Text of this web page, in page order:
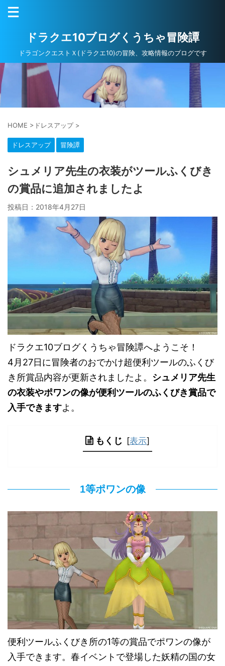
ドラクエ10ブログくうちゃ冒険譚
ドラゴンクエストＸ(ドラクエ10)の冒険、攻略情報のブログです
HOME > ドレスアップ >
ドレスアップ 冒険譚
シュメリア先生の衣装がツールふくびき
の賞品に追加されましたよ
投稿日： 2018年4月27日
ドラクエ10ブログくうちゃ冒険譚へようこそ！
4月27日に冒険者のおでかけ超便利ツールのふくび
き所賞品内容が更新されましたよ。 シュメリア先生
の衣装やポワンの像が便利ツールのふくびき賞品で
入手できますよ。
もくじ [表示]
1等ポワンの像
便利ツールふくびき所の1等の賞品でポワンの像が
入手できます。春イベントで登場した妖精の国の女